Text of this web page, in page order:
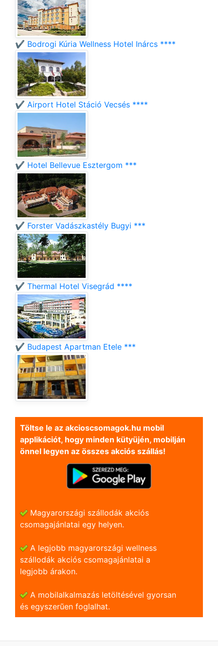
✔️ Bodrogi Kúria Wellness Hotel Inárcs ****
✔️ Airport Hotel Stáció Vecsés ****
✔️ Hotel Bellevue Esztergom ***
✔️ Forster Vadászkastély Bugyi ***
✔️ Thermal Hotel Visegrád ****
✔️ Budapest Apartman Etele ***
Töltse le az akcioscsomagok.hu mobil
applikációt, hogy minden kütyüjén, mobilján
önnel legyen az összes akciós szállás!
Magyarországi szállodák akciós
csomagajánlatai egy helyen.
A legjobb magyarországi wellness
szállodák akciós csomagajánlatai a
legjobb árakon.
A mobilalkalmazás letöltésével gyorsan
és egyszerũen foglalhat.